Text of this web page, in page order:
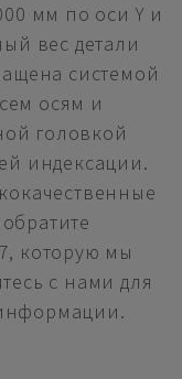
мм по оси Y и
вес детали
системой
осям и
головкой
индексации.
которую мы
с нами для